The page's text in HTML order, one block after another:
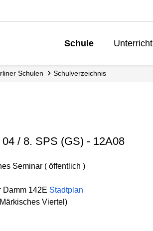
Schule Unterricht
Schulen Schul­verzeichnis
/ 8. SPS (GS) - 12A08
Seminar ( öffentlich )
Damm 142E Stadtplan
Viertel)